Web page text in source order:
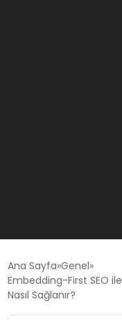
GÜNCEL
OYUN HABERLERI
Ana Sayfa Genel
Embedding-First SEO
Nasıl Sağlanır?